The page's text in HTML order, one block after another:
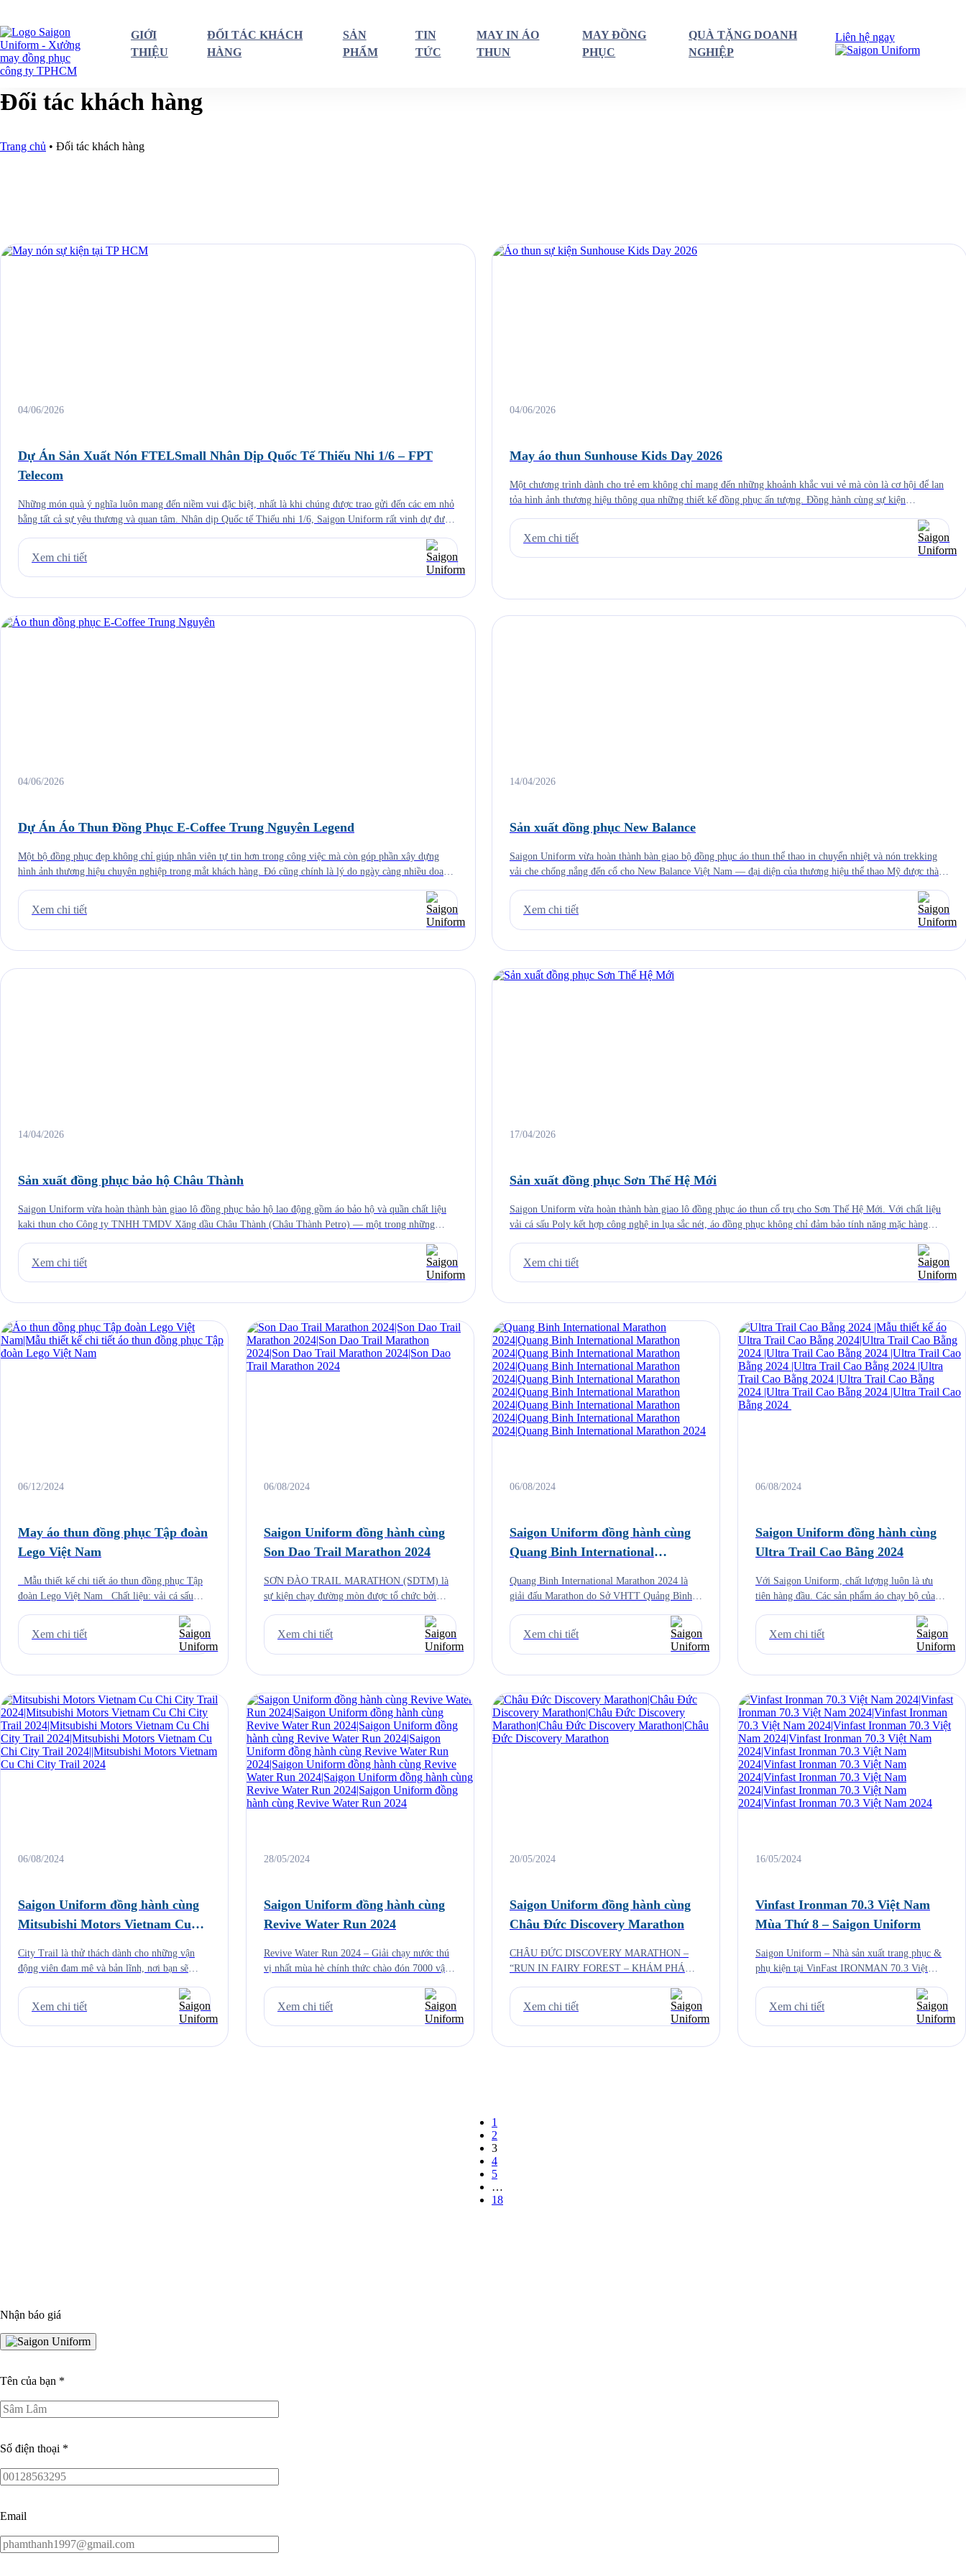
GIỚI
THIỆU
ĐỐI TÁC KHÁCH
HÀNG
SẢN
PHẨM
TIN
TỨC
MAY IN ÁO
THUN
MAY ĐỒNG
PHỤC
QUÀ TẶNG DOANH
NGHIỆP
Liên hệ ngay
Đối tác khách hàng
Trang chủ • Đối tác khách hàng
04/06/2026
Dự Án Sản Xuất Nón FTELSmall Nhân Dịp Quốc Tế Thiếu Nhi 1/6 – FPT
Telecom
Những món quà ý nghĩa luôn mang đến niềm vui đặc biệt, nhất là khi chúng được trao gửi đến các em nhỏ
bằng tất cả sự yêu thương và quan tâm. Nhân dịp Quốc tế Thiếu nhi 1/6, Saigon Uniform rất vinh dự được
Xem chi tiết
04/06/2026
May áo thun Sunhouse Kids Day 2026
Một chương trình dành cho trẻ em không chỉ mang đến những khoảnh khắc vui vẻ mà còn là cơ hội để lan
tỏa hình ảnh thương hiệu thông qua những thiết kế đồng phục ấn tượng. Đồng hành cùng sự kiện
Xem chi tiết
04/06/2026
Dự Án Áo Thun Đồng Phục E-Coffee Trung Nguyên Legend
Một bộ đồng phục đẹp không chỉ giúp nhân viên tự tin hơn trong công việc mà còn góp phần xây dựng
hình ảnh thương hiệu chuyên nghiệp trong mắt khách hàng. Đó cũng chính là lý do ngày càng nhiều doanh
Xem chi tiết
14/04/2026
Sản xuất đồng phục New Balance
Saigon Uniform vừa hoàn thành bàn giao bộ đồng phục áo thun thể thao in chuyển nhiệt và nón trekking
vải che chống nắng đến cổ cho New Balance Việt Nam — đại diện của thương hiệu thể thao Mỹ được thành
Xem chi tiết
14/04/2026
Sản xuất đồng phục bảo hộ Châu Thành
Saigon Uniform vừa hoàn thành bàn giao lô đồng phục bảo hộ lao động gồm áo bảo hộ và quần chất liệu
kaki thun cho Công ty TNHH TMDV Xăng dầu Châu Thành (Châu Thành Petro) — một trong những
Xem chi tiết
17/04/2026
Sản xuất đồng phục Sơn Thế Hệ Mới
Saigon Uniform vừa hoàn thành bàn giao lô đồng phục áo thun cổ trụ cho Sơn Thế Hệ Mới. Với chất liệu
vải cá sấu Poly kết hợp công nghệ in lụa sắc nét, áo đồng phục không chỉ đảm bảo tính năng mặc hàng
Xem chi tiết
06/12/2024
May áo thun đồng phục Tập đoàn
Lego Việt Nam
Mẫu thiết kế chi tiết áo thun đồng phục Tập
đoàn Lego Việt Nam Chất liệu: vải cá sấu
vị trí Feedback thực tế từ khách hàng
Saigon Uniform – Công ty may đồng phục uy
tín, chất lượng […]
Xem chi tiết
06/08/2024
Saigon Uniform đồng hành cùng
Son Dao Trail Marathon 2024
SƠN ĐÀO TRAIL MARATHON (SDTM) là
sự kiện chạy đường mòn được tổ chức bởi
bình ngay trong lòng thành phố cảng Hải
Phòng. Chất lượng & vươn tầm là 2 điểm nhấn
mạnh mà Sơn Đào Trail Marathon sẽ mang
Xem chi tiết
06/08/2024
Saigon Uniform đồng hành cùng
Quang Binh International
Quang Binh International Marathon 2024 là
giải đấu Marathon do Sở VHTT Quảng Bình
chuỗi hoạt động kỷ niệm các ngày lễ lớn của
tỉnh Quảng Bình năm 2024, như: 420 năm
hình thành tỉnh Quảng Bình, 75 năm Ngày
Xem chi tiết
06/08/2024
Saigon Uniform đồng hành cùng
Ultra Trail Cao Bằng 2024
Với Saigon Uniform, chất lượng luôn là ưu
tiên hàng đầu. Các sản phẩm áo chạy bộ của
tiến, chất liệu thoáng mát, co giãn tốt và thấm
hút mồ hôi hiệu quả, giúp các vận động viên
luôn cảm thấy thoải mái và tự tin […]
Xem chi tiết
06/08/2024
Saigon Uniform đồng hành cùng
Mitsubishi Motors Vietnam Cu
City Trail là thử thách dành cho những vận
động viên đam mê và bản lĩnh, nơi bạn sẽ
nhau, từ đường bằng phẳng đến những cung
đường mòn đầy thử thách. Trải nghiệm này
đòi hỏi sự bền bỉ, linh hoạt và khả năng thích
Xem chi tiết
28/05/2024
Saigon Uniform đồng hành cùng
Revive Water Run 2024
Revive Water Run 2024 – Giải chạy nước thú
vị nhất mùa hè chính thức chào đón 7000 vận
The Metropole Thủ Thiêm. Với chủ đề “Max
Fun – Max Cool”, mùa 3 với 5 CẢI TIẾN
mới, hứa hẹn sẽ mang đến những trải […]
Xem chi tiết
20/05/2024
Saigon Uniform đồng hành cùng
Châu Đức Discovery Marathon
CHÂU ĐỨC DISCOVERY MARATHON –
“RUN IN FAIRY FOREST – KHÁM PHÁ
sinh Suối Rao tọa lạc tại huyện Châu Đức, tỉnh
BRVT. Với nền địa hình cao, nhiệt độ quanh
năm mát mẻ, hay có sương mù vào sáng sớm,
Xem chi tiết
16/05/2024
Vinfast Ironman 70.3 Việt Nam
Mùa Thứ 8 – Saigon Uniform
Saigon Uniform – Nhà sản xuất trang phục &
phụ kiện tại VinFast IRONMAN 70.3 Việt
cho hàng loạt các giải marathon chuyên nghiệp
tại Việt Nam, Saigon Uniform với mục tiêu
mang đến những sản phẩm chất lượng cùng
Xem chi tiết
1
2
3
4
5
…
18
Nhận báo giá
Tên của bạn *
Số điện thoại *
Email